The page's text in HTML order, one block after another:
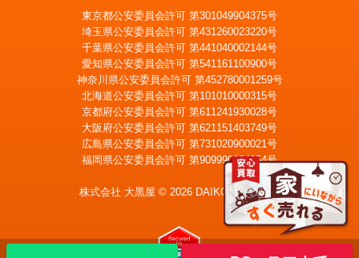
LINE査定 メール査定
宅配買取を申込む
東京都公安委員会許可 第301049904375号
埼玉県公安委員会許可 第431260023220号
千葉県公安委員会許可 第441040002144号
愛知県公安委員会許可 第541161100900号
神奈川県公安委員会許可 第452780001259号
北海道公安委員会許可 第101010000315号
京都府公安委員会許可 第611241930028号
大阪府公安委員会許可 第621151403749号
広島県公安委員会許可 第731020900021号
福岡県公安委員会許可 第909990034054号
株式会社 大黒屋 © 2026 DAIKOKUYA, Inc.